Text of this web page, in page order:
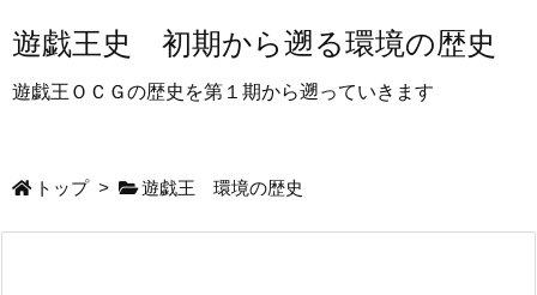
遊戯王史 初期から遡る環境の歴史
遊戯王ＯＣＧの歴史を第１期から遡っていきます
トップ > 遊戯王 環境の歴史